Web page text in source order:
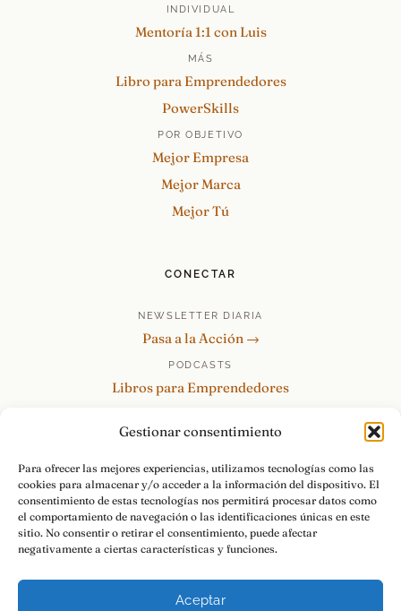
Gestionar consentimiento
Para ofrecer las mejores experiencias, utilizamos tecnologías como las
cookies para almacenar y/o acceder a la información del dispositivo. El
consentimiento de estas tecnologías nos permitirá procesar datos como
el comportamiento de navegación o las identificaciones únicas en este
sitio. No consentir o retirar el consentimiento, puede afectar
negativamente a ciertas características y funciones.
Aceptar
INDIVIDUAL
Mentoría 1:1 con Luis
MÁS
Libro para Emprendedores
PowerSkills
POR OBJETIVO
Mejor Empresa
Mejor Marca
Mejor Tú
CONECTAR
NEWSLETTER DIARIA
Pasa a la Acción →
PODCASTS
Libros para Emprendedores
re:Invéntate / PowerSkills
MENTOR360
HABLAMOS
Contacto y consultas →